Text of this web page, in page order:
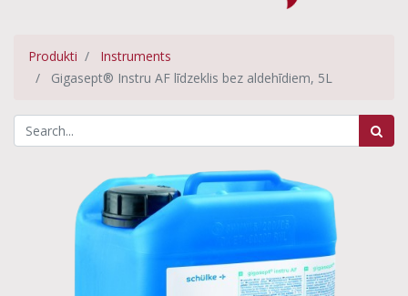
Produkti
Instruments
Gigasept® Instru AF līdzeklis bez aldehīdiem, 5L